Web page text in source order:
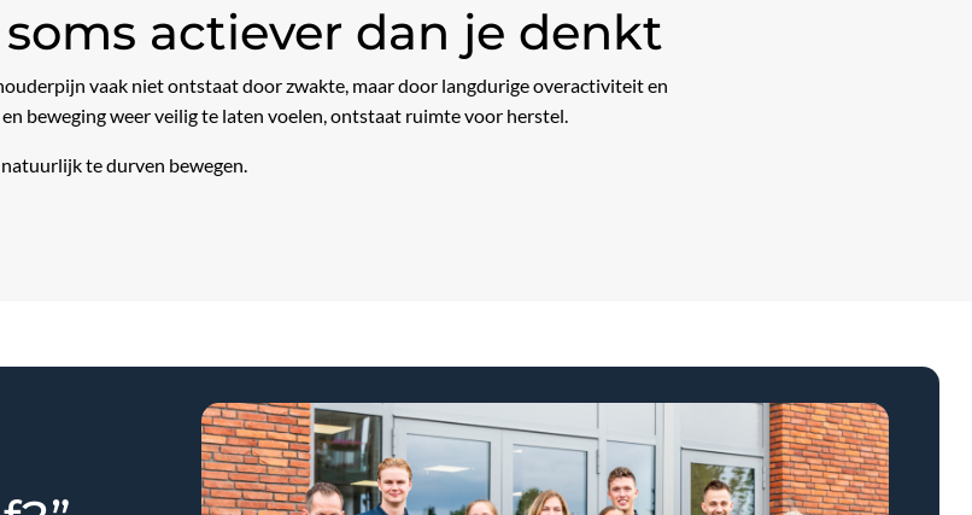
actiever dan je denkt
vaak niet ontstaat door zwakte, maar door langdurige overactiviteit en
beweging weer veilig te laten voelen, ontstaat ruimte voor herstel.
te durven bewegen.